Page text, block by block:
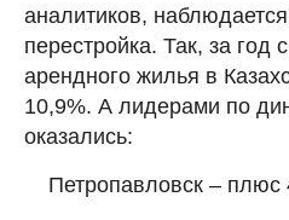
аналитиков,
перестройка. Так, за год
арендного жилья в
10,9%. А лидерами по
оказались:
Петропавловск – плюс